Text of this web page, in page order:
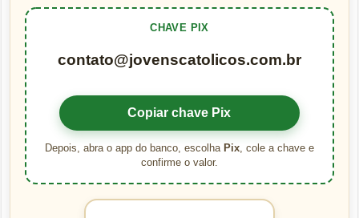
CHAVE PIX
contato@jovenscatolicos.com.br
Copiar chave Pix
Depois, abra o app do banco, escolha Pix, cole a chave e
confirme o valor.